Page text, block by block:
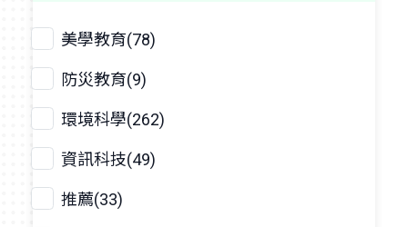
美學教育(78)
防災教育(9)
環境科學(262)
資訊科技(49)
推薦(33)